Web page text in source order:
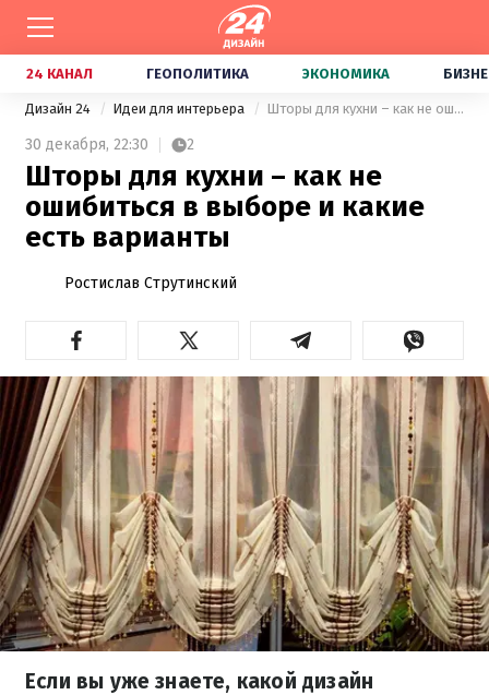
24 КАНАЛ ГЕОПОЛИТИКА ЭКОНОМИКА
Дизайн 24 Идеи для интерьера Шторы для кухни – как не ошибиться в выборе и какие есть варианты
30 декабря, 22:30 2
Шторы для кухни – как не
ошибиться в выборе и какие
есть варианты
Ростислав Струтинский
Если вы уже знаете, какой дизайн